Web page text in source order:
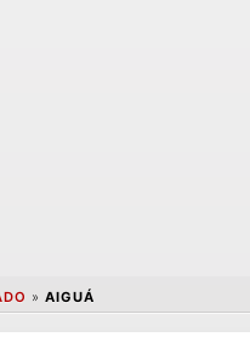
» AIGUÁ